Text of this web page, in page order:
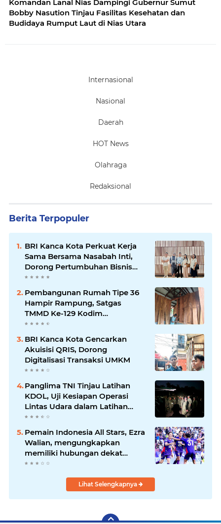
Komandan Lanal Nias Dampingi Gubernur Sumut
Bobby Nasution Tinjau Fasilitas Kesehatan dan
Budidaya Rumput Laut di Nias Utara
Internasional
Nasional
Daerah
HOT News
Olahraga
Redaksional
Berita Terpopuler
BRI Kanca Kota Perkuat Kerja
Sama Bersama Nasabah Inti,
Dorong Pertumbuhan Bisnis
Berkelanjutan
Pembangunan Rumah Tipe 36
Hampir Rampung, Satgas
TMMD Ke-129 Kodim
1807/Sorong Selatan Wujudkan
Hunian Layak bagi Warga
BRI Kanca Kota Gencarkan
Akuisisi QRIS, Dorong
Digitalisasi Transaksi UMKM
Panglima TNI Tinjau Latihan
KDOL, Uji Kesiapan Operasi
Lintas Udara dalam Latihan
Terintegrasi TNI 2026
Pemain Indonesia All Stars, Ezra
Walian, mengungkapkan
memiliki hubungan dekat
dengan keluarga bek Aston Villa
Lihat Selengkapnya